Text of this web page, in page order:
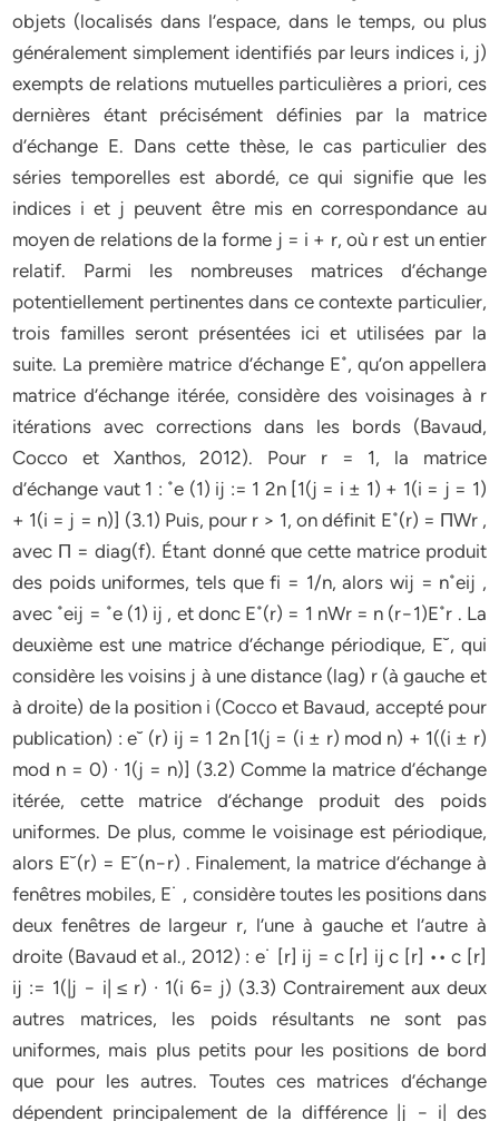
objets (localisés dans l’espace, dans le temps, ou plus
généralement simplement identifiés par leurs indices i, j)
exempts de relations mutuelles particulières a priori, ces
dernières étant précisément définies par la matrice
d’échange E. Dans cette thèse, le cas particulier des
séries temporelles est abordé, ce qui signifie que les
indices i et j peuvent être mis en correspondance au
moyen de relations de la forme j = i + r, où r est un entier
relatif. Parmi les nombreuses matrices d’échange
potentiellement pertinentes dans ce contexte particulier,
trois familles seront présentées ici et utilisées par la
suite. La première matrice d’échange E˚, qu’on appellera
matrice d’échange itérée, considère des voisinages à r
itérations avec corrections dans les bords (Bavaud,
Cocco et Xanthos, 2012). Pour r = 1, la matrice
d’échange vaut 1 : ˚e (1) ij := 1 2n [1(j = i ± 1) + 1(i = j = 1)
+ 1(i = j = n)] (3.1) Puis, pour r > 1, on définit E˚(r) = ΠWr ,
avec Π = diag(f). Étant donné que cette matrice produit
des poids uniformes, tels que fi = 1/n, alors wij = n˚eij ,
avec ˚eij = ˚e (1) ij , et donc E˚(r) = 1 nWr = n (r−1)E˚r . La
deuxième est une matrice d’échange périodique, E˘, qui
considère les voisins j à une distance (lag) r (à gauche et
à droite) de la position i (Cocco et Bavaud, accepté pour
publication) : e˘ (r) ij = 1 2n [1(j = (i ± r) mod n) + 1((i ± r)
mod n = 0) · 1(j = n)] (3.2) Comme la matrice d’échange
itérée, cette matrice d’échange produit des poids
uniformes. De plus, comme le voisinage est périodique,
alors E˘(r) = E˘(n−r) . Finalement, la matrice d’échange à
fenêtres mobiles, E˙ , considère toutes les positions dans
deux fenêtres de largeur r, l’une à gauche et l’autre à
droite (Bavaud et al., 2012) : e˙ [r] ij = c [r] ij c [r] •• c [r]
ij := 1(|j − i| ≤ r) · 1(i 6= j) (3.3) Contrairement aux deux
autres matrices, les poids résultants ne sont pas
uniformes, mais plus petits pour les positions de bord
que pour les autres. Toutes ces matrices d’échange
dépendent principalement de la différence |j − i| des